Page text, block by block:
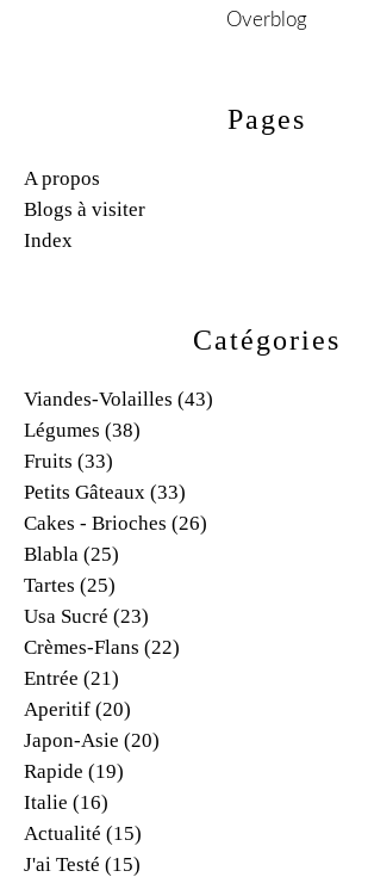
Catégories
Viandes-Volailles (43)
Légumes (38)
Fruits (33)
Petits Gâteaux (33)
Cakes - Brioches (26)
Blabla (25)
Tartes (25)
Usa Sucré (23)
Crèmes-Flans (22)
Entrée (21)
Aperitif (20)
Japon-Asie (20)
Rapide (19)
Italie (16)
Actualité (15)
J'ai Testé (15)
Pages
A propos
Blogs à visiter
Index
Overblog